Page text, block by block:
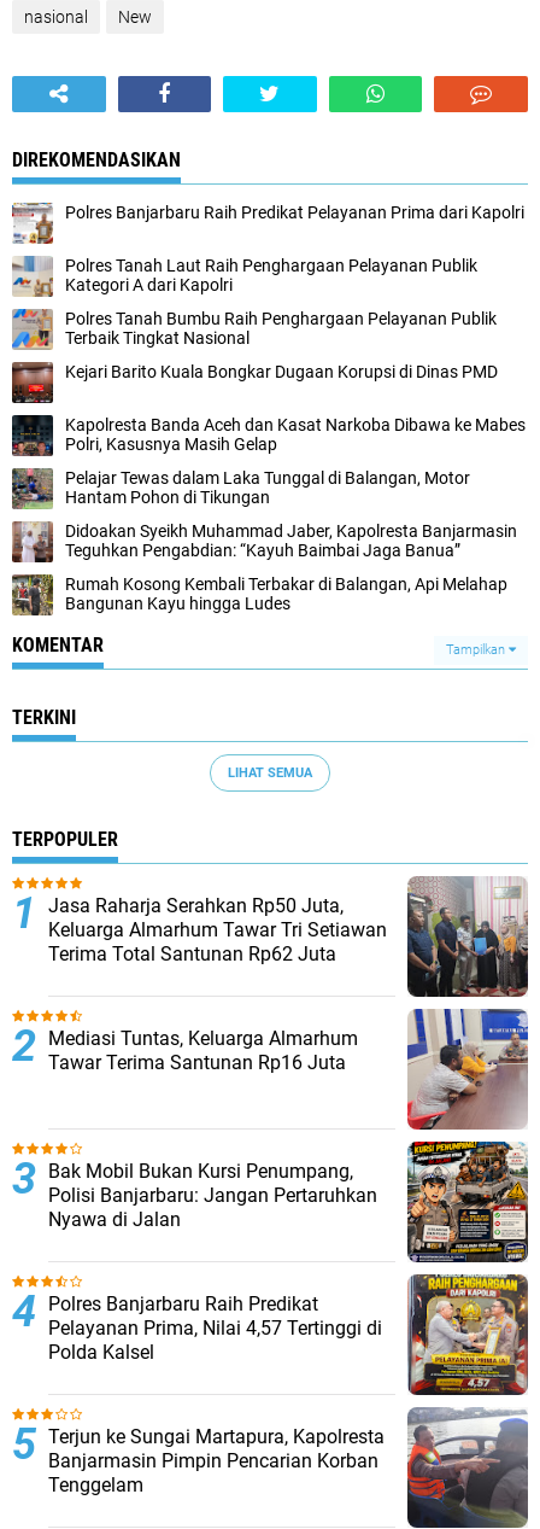
nasional New
DIREKOMENDASIKAN
Polres Banjarbaru Raih Predikat Pelayanan Prima dari Kapolri
Polres Tanah Laut Raih Penghargaan Pelayanan Publik
Kategori A dari Kapolri
Polres Tanah Bumbu Raih Penghargaan Pelayanan Publik
Terbaik Tingkat Nasional
Kejari Barito Kuala Bongkar Dugaan Korupsi di Dinas PMD
Kapolresta Banda Aceh dan Kasat Narkoba Dibawa ke Mabes
Polri, Kasusnya Masih Gelap
Pelajar Tewas dalam Laka Tunggal di Balangan, Motor
Hantam Pohon di Tikungan
Didoakan Syeikh Muhammad Jaber, Kapolresta Banjarmasin
Teguhkan Pengabdian: “Kayuh Baimbai Jaga Banua”
Rumah Kosong Kembali Terbakar di Balangan, Api Melahap
Bangunan Kayu hingga Ludes
KOMENTAR Tampilkan
TERKINI
LIHAT SEMUA
TERPOPULER
Jasa Raharja Serahkan Rp50 Juta,
Keluarga Almarhum Tawar Tri Setiawan
Terima Total Santunan Rp62 Juta
Mediasi Tuntas, Keluarga Almarhum
Tawar Terima Santunan Rp16 Juta
Bak Mobil Bukan Kursi Penumpang,
Polisi Banjarbaru: Jangan Pertaruhkan
Nyawa di Jalan
Polres Banjarbaru Raih Predikat
Pelayanan Prima, Nilai 4,57 Tertinggi di
Polda Kalsel
Terjun ke Sungai Martapura, Kapolresta
Banjarmasin Pimpin Pencarian Korban
Tenggelam